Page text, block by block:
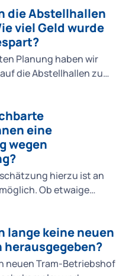
vom Typ Avenio
und Wartung sind nur
Betriebshof möglich.
müssen dazu so
genutzt werden. Die
bis Mitte der 2020er-
die Abstellhallen
viel Geld wurde
Planung haben wir
die Abstellhallen zu
erhöht. Daher
der vormals
eingespart.
dabei die
Option wären allerdings
des
eine
wegen
hierzu ist an
Ob etwaige
lange keine neuen
neuen Tram-Betriebshof